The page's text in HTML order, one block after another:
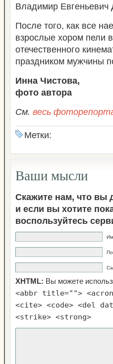
Владимир Евгеньевич
После того, как все
взрослые хором пели
отечественного
праздником мужчины
Инна Чистова,
фото автора
См. весь
Метки:
Ваши мысли
Скажите нам, что вы
и если вы хотите
воспользуйтесь
XHTML: Вы можете
<abbr title="">
<cite> <code> <del
<strike> <strong>